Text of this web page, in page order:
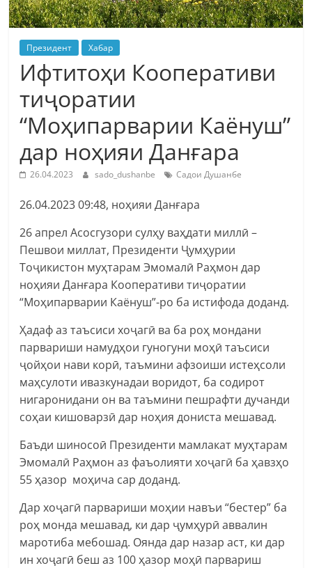
Президент Хабар
Ифтитоҳи Кооперативи
тиҷоратии
“Моҳипарварии Каёнуш”
дар ноҳияи Данғара
26.04.2023 sado_dushanbe Садои Душанбе
26.04.2023 09:48, ноҳияи Данғара
26 апрел Асосгузори сулҳу ваҳдати миллӣ –
Пешвои миллат, Президенти Ҷумҳурии
Тоҷикистон муҳтарам Эмомалӣ Раҳмон дар
ноҳияи Данғара Кооперативи тиҷоратии
“Моҳипарварии Каёнуш”-ро ба истифода доданд.
Ҳадаф аз таъсиси хоҷагӣ ва ба роҳ мондани
парвариши намудҳои гуногуни моҳӣ таъсиси
ҷойҳои нави корӣ, таъмини афзоиши истеҳсоли
маҳсулоти ивазкунадаи воридот, ба содирот
нигаронидани он ва таъмини пешрафти дучанди
соҳаи кишоварзӣ дар ноҳия дониста мешавад.
Баъди шиносоӣ Президенти мамлакат муҳтарам
Эмомалӣ Раҳмон аз фаъолияти хоҷагӣ ба ҳавзҳо
55 ҳазор моҳича сар доданд.
Дар хоҷагӣ парвариши моҳии навъи “бестер” ба
роҳ монда мешавад, ки дар ҷумҳурӣ аввалин
маротиба мебошад. Оянда дар назар аст, ки дар
ин хоҷагӣ беш аз 100 ҳазор моҳӣ парвариш